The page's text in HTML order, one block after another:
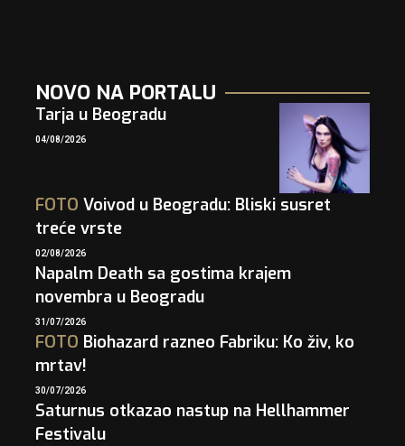
NOVO NA PORTALU
Tarja u Beogradu
04/08/2026
FOTO Voivod u Beogradu: Bliski susret
treće vrste
02/08/2026
Napalm Death sa gostima krajem
novembra u Beogradu
31/07/2026
FOTO Biohazard razneo Fabriku: Ko živ, ko
mrtav!
30/07/2026
Saturnus otkazao nastup na Hellhammer
Festivalu